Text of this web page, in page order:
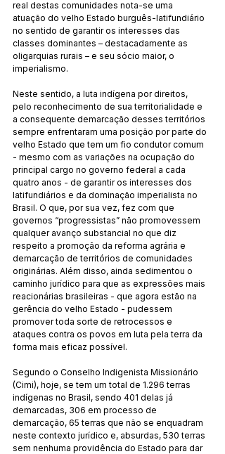
real destas comunidades nota-se uma
atuação do velho Estado burguês-latifundiário
no sentido de garantir os interesses das
classes dominantes – destacadamente as
oligarquias rurais – e seu sócio maior, o
imperialismo.
Neste sentido, a luta indígena por direitos,
pelo reconhecimento de sua territorialidade e
a consequente demarcação desses territórios
sempre enfrentaram uma posição por parte do
velho Estado que tem um fio condutor comum
- mesmo com as variações na ocupação do
principal cargo no governo federal a cada
quatro anos - de garantir os interesses dos
latifundiários e da dominação imperialista no
Brasil. O que, por sua vez, fez com que
governos “progressistas” não promovessem
qualquer avanço substancial no que diz
respeito a promoção da reforma agrária e
demarcação de territórios de comunidades
originárias. Além disso, ainda sedimentou o
caminho jurídico para que as expressões mais
reacionárias brasileiras - que agora estão na
gerência do velho Estado - pudessem
promover toda sorte de retrocessos e
ataques contra os povos em luta pela terra da
forma mais eficaz possível.
Segundo o Conselho Indigenista Missionário
(Cimi), hoje, se tem um total de 1.296 terras
indígenas no Brasil, sendo 401 delas já
demarcadas, 306 em processo de
demarcação, 65 terras que não se enquadram
neste contexto jurídico e, absurdas, 530 terras
sem nenhuma providência do Estado para dar